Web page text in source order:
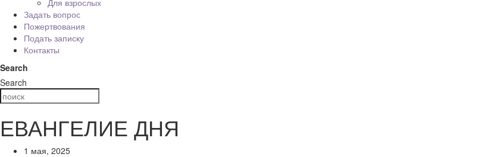
Для взрослых
Задать вопрос
Пожертвования
Подать записку
Контакты
Search
Search
ЕВАНГЕЛИЕ ДНЯ
1 мая, 2025